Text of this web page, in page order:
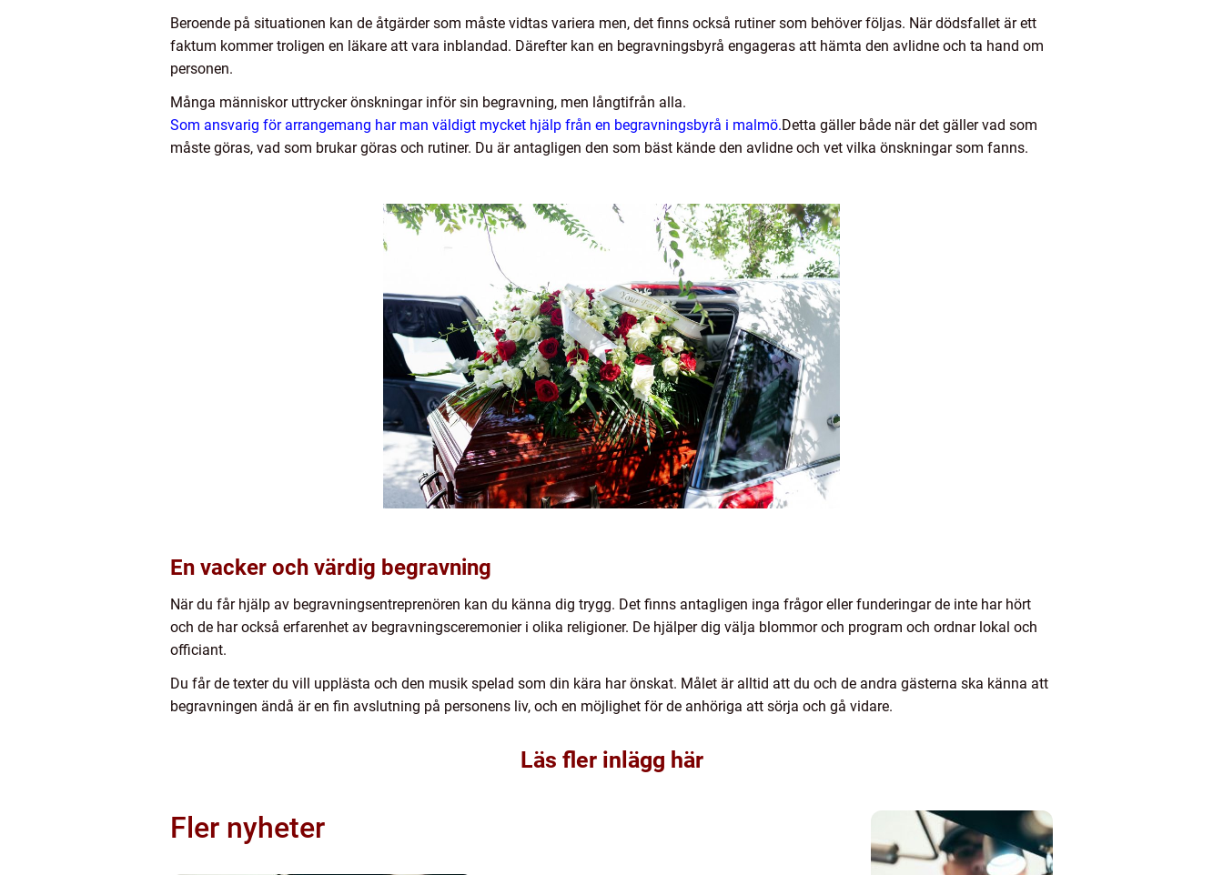
Beroende på situationen kan de åtgärder som måste vidtas variera men, det finns också rutiner som behöver följas. När dödsfallet är ett
faktum kommer troligen en läkare att vara inblandad. Därefter kan en begravningsbyrå engageras att hämta den avlidne och ta hand om
personen.
Många människor uttrycker önskningar inför sin begravning, men långtifrån alla.
Som ansvarig för arrangemang har man väldigt mycket hjälp från en begravningsbyrå i malmö.Detta gäller både när det gäller vad som
måste göras, vad som brukar göras och rutiner. Du är antagligen den som bäst kände den avlidne och vet vilka önskningar som fanns.
En vacker och värdig begravning
När du får hjälp av begravningsentreprenören kan du känna dig trygg. Det finns antagligen inga frågor eller funderingar de inte har hört
och de har också erfarenhet av begravningsceremonier i olika religioner. De hjälper dig välja blommor och program och ordnar lokal och
officiant.
Du får de texter du vill upplästa och den musik spelad som din kära har önskat. Målet är alltid att du och de andra gästerna ska känna att
begravningen ändå är en fin avslutning på personens liv, och en möjlighet för de anhöriga att sörja och gå vidare.
Läs fler inlägg här
Fler nyheter